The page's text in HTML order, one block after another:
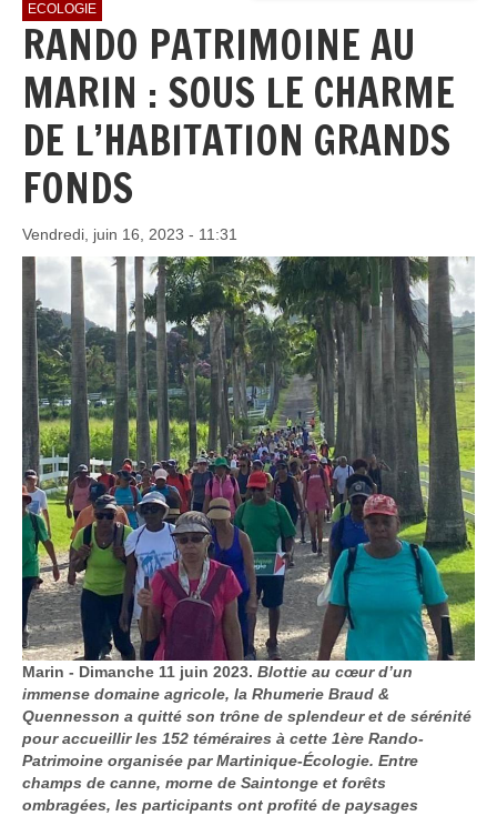
ECOLOGIE
RANDO PATRIMOINE AU
MARIN : SOUS LE CHARME
DE L’HABITATION GRANDS
FONDS
Vendredi, juin 16, 2023 - 11:31
Marin - Dimanche 11 juin 2023. Blottie au cœur d’un
immense domaine agricole, la Rhumerie Braud &
Quennesson a quitté son trône de splendeur et de sérénité
pour accueillir les 152 téméraires à cette 1ère Rando-
Patrimoine organisée par Martinique-Écologie. Entre
champs de canne, morne de Saintonge et forêts
ombragées, les participants ont profité de paysages